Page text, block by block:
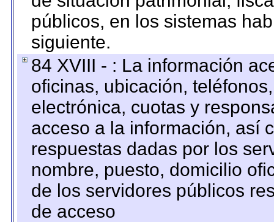
públicos, en los sistemas
siguiente.
84 XVIII - : La información
oficinas, ubicación,
electrónica, cuotas y
acceso a la información, así
respuestas dadas por los
nombre, puesto, domicilio
de los servidores públicos
de acceso